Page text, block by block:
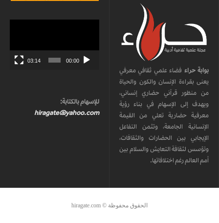
بوابة حراء فضاء علمي ثقافي معرفي
يعنى بقراءة الإنسان والكون والحياة
من منظور قرآني حضاري إنساني،
ويهدف إلى الإسهام في بناء رؤية
معرفية حضارية تعلي من القيمة
الإنسانية الجامعة، وتثمن التفاعل
الإيجابي بين الحضارات والثقافات،
وتؤسس لثقافة التعايش والسلام بين
أمم العالم رغم اختلافاتها.
00:00
03:14
للإسهام بالكتابة:
hiragate@yahoo.com
الحقوق محفوظة © hiragate.com